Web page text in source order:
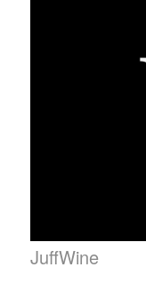
JuffWine